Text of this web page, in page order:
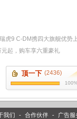
虎9 C-DM携四大旗舰优势
起，购车享六重豪礼
顶一下 (2436)
我们 - 合作伙伴 - 广告服